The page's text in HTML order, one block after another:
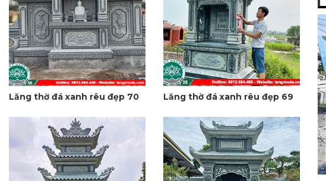
Lăng thờ đá xanh rêu đẹp 70 Lăng thờ đá xanh rêu đẹp 69